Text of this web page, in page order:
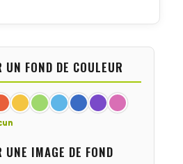
FOND DE COULEUR
IMAGE DE FOND